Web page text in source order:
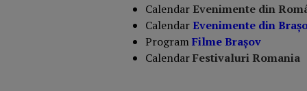
Calendar Evenimente din
CalendarEvenimente din
ProgramFilme Brașov
CalendarFestivaluri Romania